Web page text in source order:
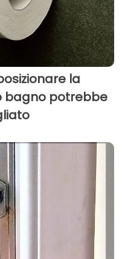
la
bagno potrebbe